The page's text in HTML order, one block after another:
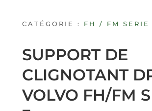
CATÉGORIE : FH / FM SERIE
SUPPORT DE
CLIGNOTANT
VOLVO FH/FM